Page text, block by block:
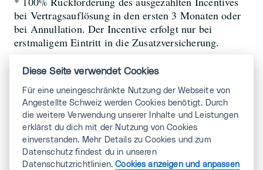
bei Vertragsauflösung in den ersten 3 Monaten oder
bei Annullation. Der Incentive erfolgt nur bei
erstmaligem Eintritt in die Zusatzversicherung.
Jetzt deine Vorzugs-Prämie als Mitglied
berechnen.
Diese Seite verwendet Cookies
Für eine uneingeschränkte Nutzung der Webseite von
Angestellte Schweiz werden Cookies benötigt. Durch
die weitere Verwendung unserer Inhalte und Leistungen
erklärst du dich mit der Nutzung von Cookies
einverstanden. Mehr Details zu Cookies und zum
Datenschutz findest du in unseren
Datenschutzrichtlinien.Cookies anzeigen und anpassen